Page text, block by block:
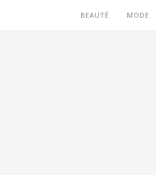
BEAUTÉ MODE